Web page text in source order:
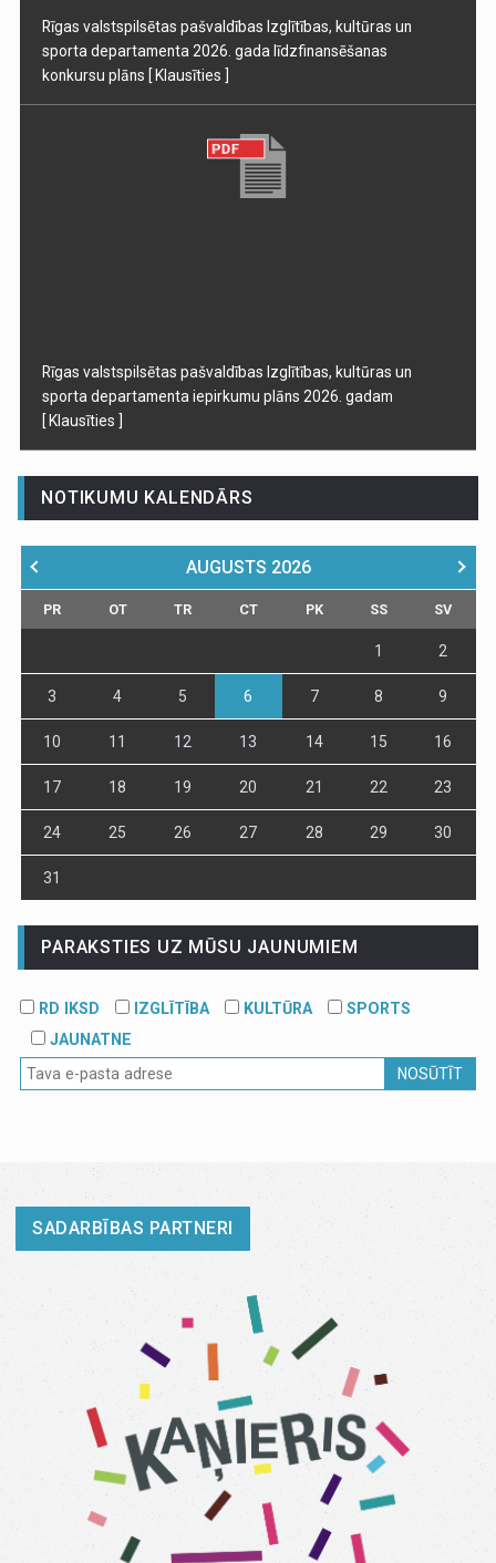
Rīgas valstspilsētas pašvaldības Izglītības, kultūras un
sporta departamenta 2026. gada līdzfinansēšanas
konkursu plāns [ Klausīties ]
Rīgas valstspilsētas pašvaldības Izglītības, kultūras un
sporta departamenta iepirkumu plāns 2026. gadam
[ Klausīties ]
NOTIKUMU KALENDĀRS
AUGUSTS 2026
PR OT TR CT PK SS SV
1 2
3 4 5 6 7 8 9
10 11 12 13 14 15 16
17 18 19 20 21 22 23
24 25 26 27 28 29 30
31
PARAKSTIES UZ MŪSU JAUNUMIEM
RD IKSD IZGLĪTĪBA KULTŪRA
SPORTS
JAUNATNE
NOSŪTĪT
SADARBĪBAS PARTNERI